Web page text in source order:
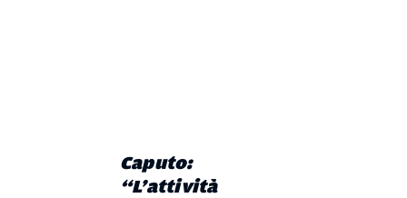
Caputo:
“L’attività